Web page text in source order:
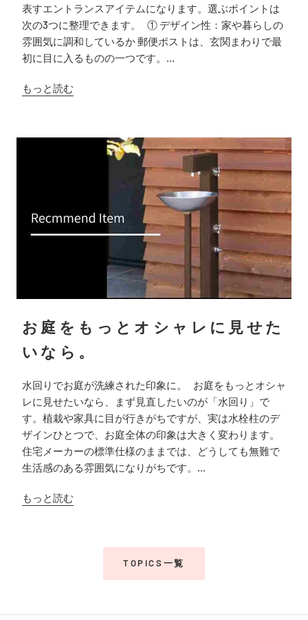
表すエントランスアイテムになります。選ぶポイントは
次の3つに整理できます。 ① デザイン性：家や暮らしの
雰囲気に調和しているか 郵便ポストは、玄関まわりで最
初に目に入るものの一つです。...
もっと読む
お庭をもっとオシャレに見せた
いなら。
水回りでお庭が洗練された印象に。 お庭をもっとオシャ
レに見せたいなら、まず見直したいのが「水回り」で
す。植栽や家具に目が行きがちですが、実は水栓柱のデ
ザインひとつで、お庭全体の印象は大きく変わります。
住宅メーカーの標準仕様のままでは、どうしても無難で
生活感のある雰囲気になりがちです。...
もっと読む
TOPICS一覧